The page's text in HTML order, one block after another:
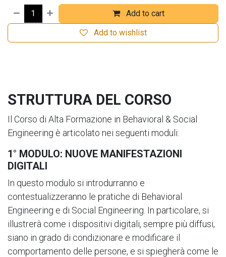
Add to cart
Add to wishlist
STRUTTURA DEL CORSO
Il Corso di Alta Formazione in Behavioral & Social
Engineering è articolato nei seguenti moduli:
1° MODULO: NUOVE MANIFESTAZIONI
DIGITALI
In questo modulo si introdurranno e
contestualizzeranno le pratiche di Behavioral
Engineering e di Social Engineering. In particolare, si
illustrerà come i dispositivi digitali, sempre più diffusi,
siano in grado di condizionare e modificare il
comportamento delle persone, e si spiegherà come le